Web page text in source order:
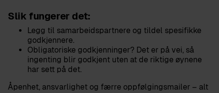
Slik fungerer det:
Legg til samarbeidspartnere og tildel spesifikke
godkjennere.
Obligatoriske godkjenninger? Det er på vei, så
ingenting blir godkjent uten at de riktige øynene
har sett på det.
Åpenhet, ansvarlighet og færre oppfølgingsmailer – alt